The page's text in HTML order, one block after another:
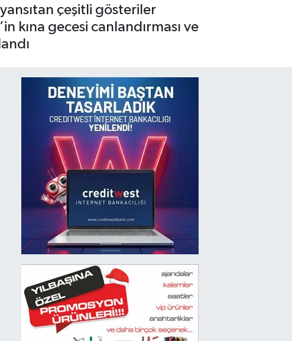
çeşitli gösteriler
kına gecesi canlandırması ve